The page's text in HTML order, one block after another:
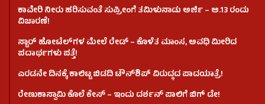
ಕಾವೇರಿ ನೀರು ಹರಿಸುವಂತೆ ಸುಪ್ರೀಂಗೆ ತಮಿಳುನಾಡು ಅರ್ಜಿ – ಆ.13 ರಂದು
ವಿಚಾರಣೆ!
ಸ್ಟಾರ್ ಹೋಟೆಲ್​​​ಗಳ ಮೇಲೆ ರೇಡ್ – ಕೊಳೆತ ಮಾಂಸ, ಅವಧಿ ಮೀರಿದ
ಪದಾರ್ಥಗಳು ಪತ್ತೆ!
ಎರಡನೇ ದಿನಕ್ಕೆ ಕಾಲಿಟ್ಟ ಬಿಡದಿ ಟೌನ್​ಶಿಪ್ ವಿರುದ್ಧದ ಪಾದಯಾತ್ರೆ!
ರೇಣುಕಾಸ್ವಾಮಿ ಕೊಲೆ‌ ಕೇಸ್​ – ಇಂದು ದರ್ಶನ್ ಪಾಲಿಗೆ ಬಿಗ್ ಡೇ!